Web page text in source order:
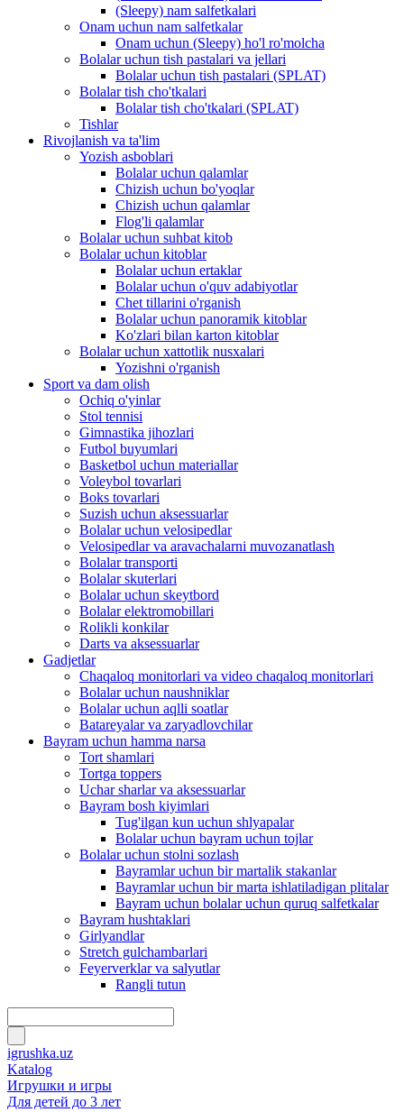
(Sleepy) nam salfetkalari
Onam uchun nam salfetkalar
Onam uchun (Sleepy) ho'l ro'molcha
Bolalar uchun tish pastalari va jellari
Bolalar uchun tish pastalari (SPLAT)
Bolalar tish cho'tkalari
Bolalar tish cho'tkalari (SPLAT)
Tishlar
Rivojlanish va ta'lim
Yozish asboblari
Bolalar uchun qalamlar
Chizish uchun bo'yoqlar
Chizish uchun qalamlar
Flog'li qalamlar
Bolalar uchun suhbat kitob
Bolalar uchun kitoblar
Bolalar uchun ertaklar
Bolalar uchun o'quv adabiyotlar
Chet tillarini o'rganish
Bolalar uchun panoramik kitoblar
Ko'zlari bilan karton kitoblar
Bolalar uchun xattotlik nusxalari
Yozishni o'rganish
Sport va dam olish
Ochiq o'yinlar
Stol tennisi
Gimnastika jihozlari
Futbol buyumlari
Basketbol uchun materiallar
Voleybol tovarlari
Boks tovarlari
Suzish uchun aksessuarlar
Bolalar uchun velosipedlar
Velosipedlar va aravachalarni muvozanatlash
Bolalar transporti
Bolalar skuterlari
Bolalar uchun skeytbord
Bolalar elektromobillari
Rolikli konkilar
Darts va aksessuarlar
Gadjetlar
Chaqaloq monitorlari va video chaqaloq monitorlari
Bolalar uchun naushniklar
Bolalar uchun aqlli soatlar
Batareyalar va zaryadlovchilar
Bayram uchun hamma narsa
Tort shamlari
Tortga toppers
Uchar sharlar va aksessuarlar
Bayram bosh kiyimlari
Tug'ilgan kun uchun shlyapalar
Bolalar uchun bayram uchun tojlar
Bolalar uchun stolni sozlash
Bayramlar uchun bir martalik stakanlar
Bayramlar uchun bir marta ishlatiladigan plitalar
Bayram uchun bolalar uchun quruq salfetkalar
Bayram hushtaklari
Girlyandlar
Stretch gulchambarlari
Feyerverklar va salyutlar
Rangli tutun
igrushka.uz
Katalog
Игрушки и игры
Для детей до 3 лет